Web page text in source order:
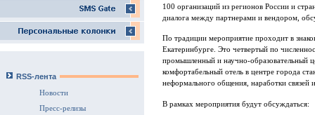
RSS-лента
Новости
Пресс-релизы
100 организаций из регионов России и
диалога между партнерами и вендором,
По традиции мероприятие проходит в
Екатеринбурге. Это четвертый по
промышленный и научно-образовательный
комфортабельный отель в центре города
неформального общения, наработки
В рамках мероприятия будут обсуждаться: